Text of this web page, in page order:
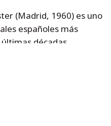
(Madrid, 1960) es uno
españoles más
décadas.